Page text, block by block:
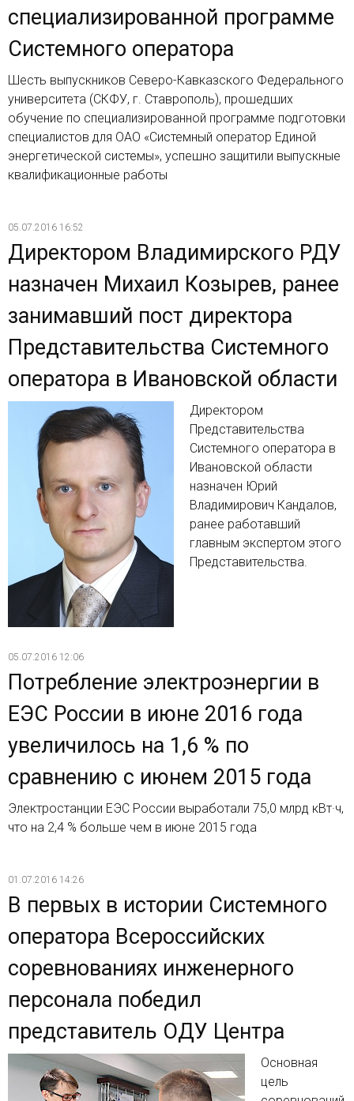
специализированной программе
Системного оператора
Шесть выпускников Северо-Кавказского Федерального
университета (СКФУ, г. Ставрополь), прошедших
обучение по специализированной программе подготовки
специалистов для ОАО «Системный оператор Единой
энергетической системы», успешно защитили выпускные
квалификационные работы
05.07.2016 16:52
Директором Владимирского РДУ
назначен Михаил Козырев, ранее
занимавший пост директора
Представительства Системного
оператора в Ивановской области
Директором
Представительства
Системного оператора в
Ивановской области
назначен Юрий
Владимирович Кандалов,
ранее работавший
главным экспертом этого
Представительства.
05.07.2016 12:06
Потребление электроэнергии в
ЕЭС России в июне 2016 года
увеличилось на 1,6 % по
сравнению с июнем 2015 года
Электростанции ЕЭС России выработали 75,0 млрд кВт·ч,
что на 2,4 % больше чем в июне 2015 года
01.07.2016 14:26
В первых в истории Системного
оператора Всероссийских
соревнованиях инженерного
персонала победил
представитель ОДУ Центра
Основная
цель